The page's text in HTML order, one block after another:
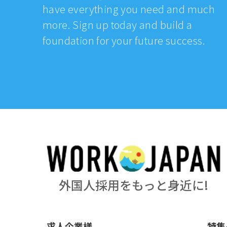
have everything you need and much
more. Sign up today and build a
foundation for your future success.
外国人採用をもっと身近に!